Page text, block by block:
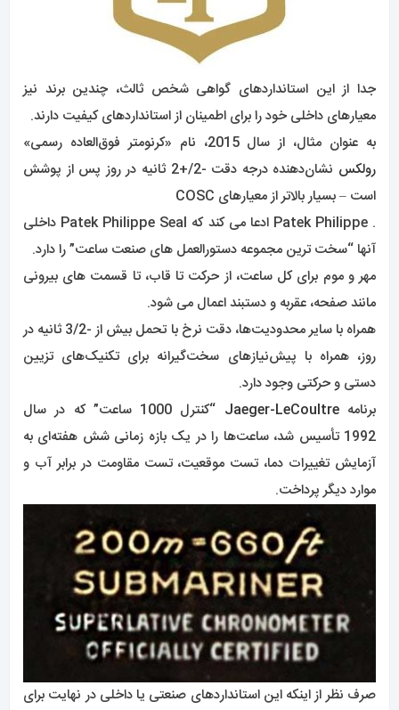
جدا از این استانداردهای گواهی شخص ثالث، چندین برند نیز
معیارهای داخلی خود را برای اطمینان از استانداردهای کیفیت دارند.
به عنوان مثال، از سال 2015، نام «کرنومتر فوق‌العاده رسمی»
رولکس
نشان‌دهنده درجه دقت -2/+2 ثانیه در روز پس از پوشش
است – بسیار بالاتر از معیارهای COSC
. Patek Philippe ادعا می کند که Patek Philippe Seal داخلی
آنها “سخت ترین مجموعه دستورالعمل های صنعت ساعت” را دارد.
مهر و موم برای کل ساعت، از حرکت تا قاب، تا قسمت های بیرونی
مانند صفحه، عقربه و دستبند اعمال می شود.
همراه با سایر محدودیت‌ها، دقت نرخ با تحمل بیش از -3/2 ثانیه در
روز، همراه با پیش‌نیازهای سخت‌گیرانه برای تکنیک‌های تزیین
دستی و حرکتی وجود دارد.
برنامهJaeger-LeCoultre
“کنترل 1000 ساعت” که در سال
1992 تأسیس شد، ساعت‌ها را در یک بازه زمانی شش هفته‌ای به
آزمایش تغییرات دما، تست موقعیت، تست مقاومت در برابر آب و
موارد دیگر پرداخت.
صرف نظر از اینکه این استانداردهای صنعتی یا داخلی در نهایت برای